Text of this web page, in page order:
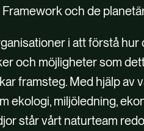
och de
i att förstå hur
och möjligheter som
framsteg. Med hjälp av
ekologi, miljöledning,
står vårt naturteam